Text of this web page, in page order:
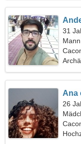
31
Ana
26